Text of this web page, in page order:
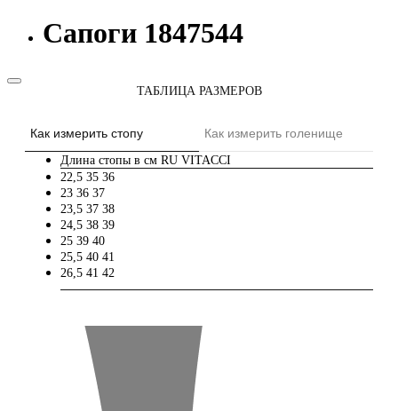
Сапоги 1847544
ТАБЛИЦА РАЗМЕРОВ
Как измерить стопу Как измерить голенище
Длина стопы в см RU VITACCI
22,5 35 36
23 36 37
23,5 37 38
24,5 38 39
25 39 40
25,5 40 41
26,5 41 42